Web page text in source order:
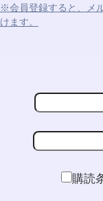
※会員登録すると、メ
けます。
購読